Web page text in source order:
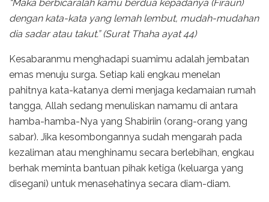
“Maka berbicaralah kamu berdua kepadanya (Firaun)
dengan kata-kata yang lemah lembut, mudah-mudahan
dia sadar atau takut.” (Surat Thaha ayat 44)
Kesabaranmu menghadapi suamimu adalah jembatan
emas menuju surga. Setiap kali engkau menelan
pahitnya kata-katanya demi menjaga kedamaian rumah
tangga, Allah sedang menuliskan namamu di antara
hamba-hamba-Nya yang Shabiriin (orang-orang yang
sabar). Jika kesombongannya sudah mengarah pada
kezaliman atau menghinamu secara berlebihan, engkau
berhak meminta bantuan pihak ketiga (keluarga yang
disegani) untuk menasehatinya secara diam-diam.